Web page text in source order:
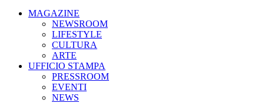
MAGAZINE
NEWSROOM
LIFESTYLE
CULTURA
ARTE
UFFICIO STAMPA
PRESSROOM
EVENTI
NEWS